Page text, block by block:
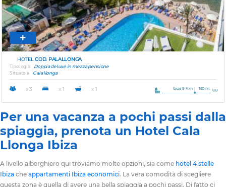
HOTELCOD. PALALLONGA
Tipologia
Doppia deluxe in mezza pensione
Situato a
Cala llonga
x 3 x 1 x 1 Ibiza 9 Km 150 m.
Per una vacanza a pochi passi dalla
spiaggia, prenota un Hotel Cala
Llonga Ibiza
A livello alberghiero qui troviamo molte opzioni, sia come hotel 4 stelle
Ibiza che appartamenti Ibiza economici. La vera comodità di scegliere
questa zona è quella di avere una bella spiaggia a pochi passi. Di fatto ci